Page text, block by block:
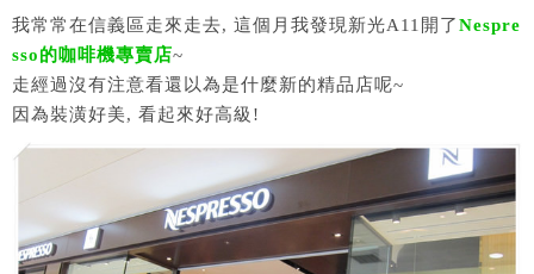
我常常在信義區走來走去, 這個月我發現新光A11開了Nespre
sso的咖啡機專賣店~
走經過沒有注意看還以為是什麼新的精品店呢~
因為裝潢好美, 看起來好高級!